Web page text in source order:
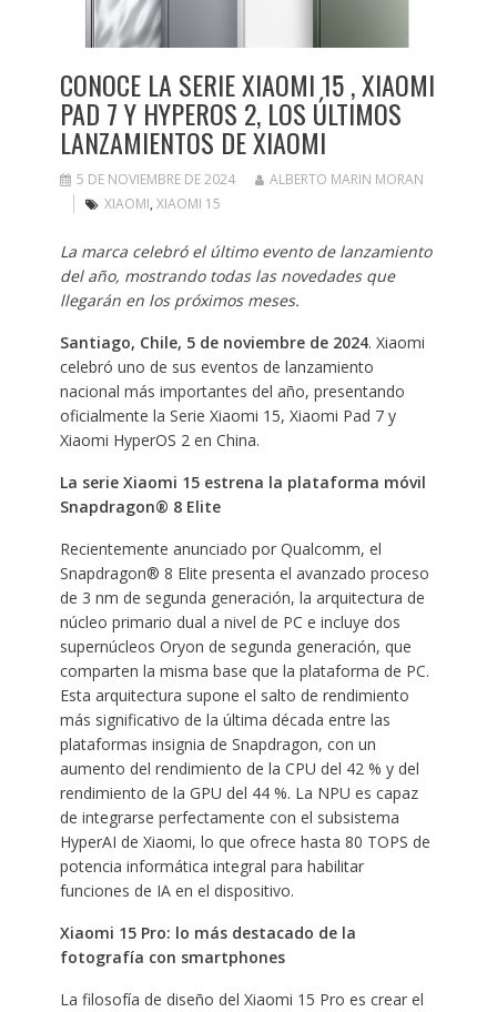
CONOCE LA SERIE XIAOMI 15 , XIAOMI
PAD 7 Y HYPEROS 2, LOS ÚLTIMOS
LANZAMIENTOS DE XIAOMI
5 DE NOVIEMBRE DE 2024
ALBERTO MARIN MORAN
XIAOMI, XIAOMI 15
La marca celebró el último evento de lanzamiento
del año, mostrando todas las novedades que
llegarán en los próximos meses.
Santiago, Chile, 5 de noviembre de 2024. Xiaomi
celebró uno de sus eventos de lanzamiento
nacional más importantes del año, presentando
oficialmente la Serie Xiaomi 15, Xiaomi Pad 7 y
Xiaomi HyperOS 2 en China.
La serie Xiaomi 15 estrena la plataforma móvil
Snapdragon® 8 Elite
Recientemente anunciado por Qualcomm, el
Snapdragon® 8 Elite presenta el avanzado proceso
de 3 nm de segunda generación, la arquitectura de
núcleo primario dual a nivel de PC e incluye dos
supernúcleos Oryon de segunda generación, que
comparten la misma base que la plataforma de PC.
Esta arquitectura supone el salto de rendimiento
más significativo de la última década entre las
plataformas insignia de Snapdragon, con un
aumento del rendimiento de la CPU del 42 % y del
rendimiento de la GPU del 44 %. La NPU es capaz
de integrarse perfectamente con el subsistema
HyperAI de Xiaomi, lo que ofrece hasta 80 TOPS de
potencia informática integral para habilitar
funciones de IA en el dispositivo.
Xiaomi 15 Pro: lo más destacado de la
fotografía con smartphones
La filosofía de diseño del Xiaomi 15 Pro es crear el